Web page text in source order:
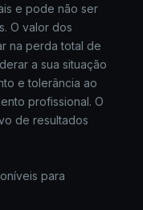
e pode não ser
O valor dos
na perda total de
a sua situação
e tolerância ao
profissional. O
de resultados
para